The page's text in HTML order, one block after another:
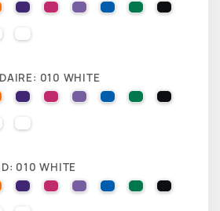
YELLOW
035 PASTEL ORANGE
040 VIOLET
041 PINK043 LAVENDER
051 GENTIAN BLUE
061 GREEN
070
091 GOLD000 HOLOGRAPHIQUE
010 WHITE
YELLOW
035 PASTEL ORANGE
040 VIOLET
041 PINK043 LAVENDER
051 GENTIAN BLUE
061 GREEN
070
091 GOLD000 HOLOGRAPHIQUE
010 WHITE
YELLOW
035 PASTEL ORANGE
040 VIOLET
041 PINK043 LAVENDER
051 GENTIAN BLUE
061 GREEN
070